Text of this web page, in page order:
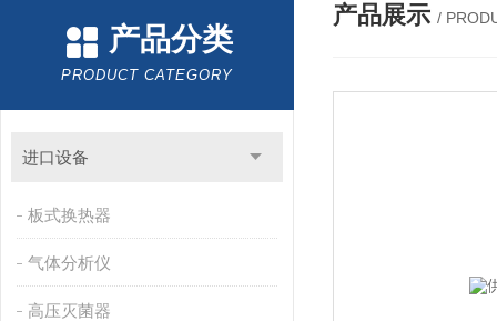
产品分类
PRODUCT CATEGORY
进口设备
板式换热器
气体分析仪
高压灭菌器
产品展示 /